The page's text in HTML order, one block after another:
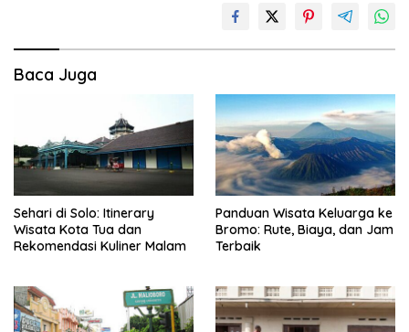
Baca Juga
Sehari di Solo: Itinerary
Wisata Kota Tua dan
Rekomendasi Kuliner Malam
Panduan Wisata Keluarga ke
Bromo: Rute, Biaya, dan Jam
Terbaik